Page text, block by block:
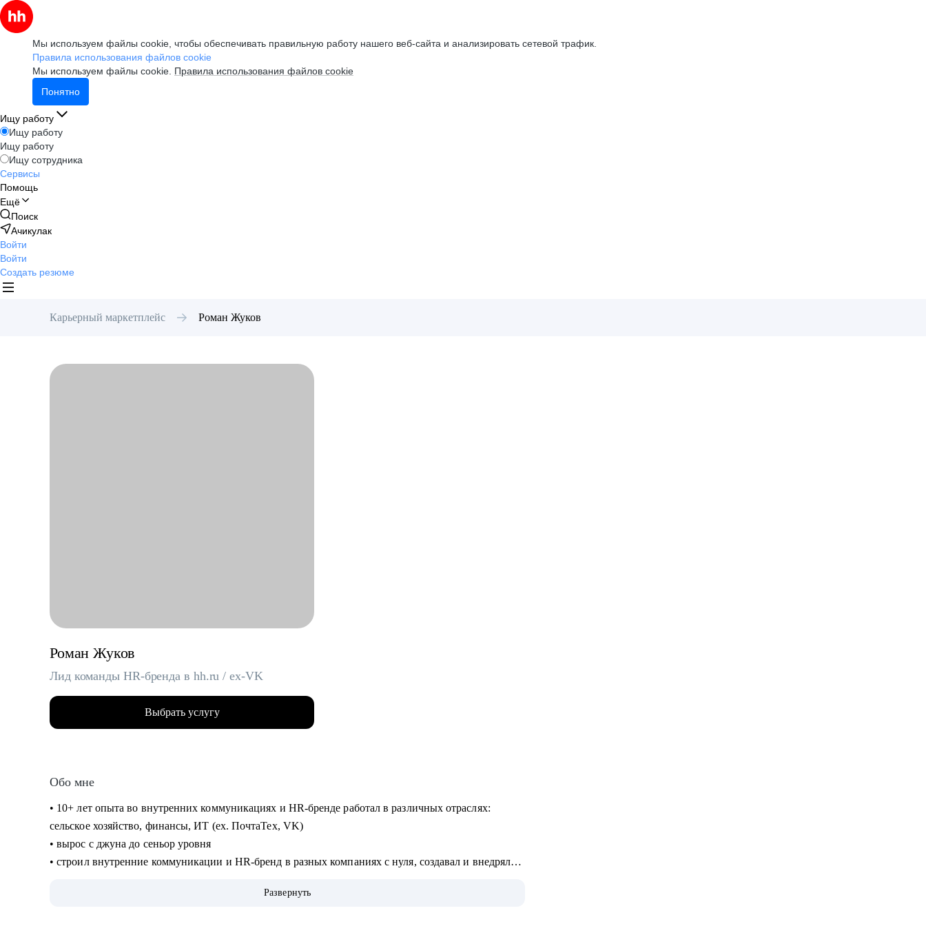
Мы используем файлы cookie, чтобы обеспечивать правильную работу нашего веб-сайта и анализировать сетевой трафик.
Правила использования файлов cookie
Мы используем файлы cookie. Правила использования файлов cookie
Понятно
Ищу работу
Ищу работу
Ищу работу
Ищу сотрудника
Сервисы
Помощь
Ещё
Поиск
Ачикулак
Войти
Войти
Создать резюме
Карьерный маркетплейс Роман Жуков
Роман Жуков
Лид команды HR-бренда в hh.ru / ex-VK
Выбрать услугу
Обо мне
• 10+ лет опыта во внутренних коммуникациях и HR-бренде работал в различных отраслях:
сельское хозяйство, финансы, ИТ (ех. ПочтаТех, VK)
• вырос с джуна до сеньор уровня
• строил внутренние коммуникации и HR-бренд в разных компаниях с нуля, создавал и внедрял
• организовывал различные мероприятия от 10 до 1000 человек для внешних и внутренних
Развернуть